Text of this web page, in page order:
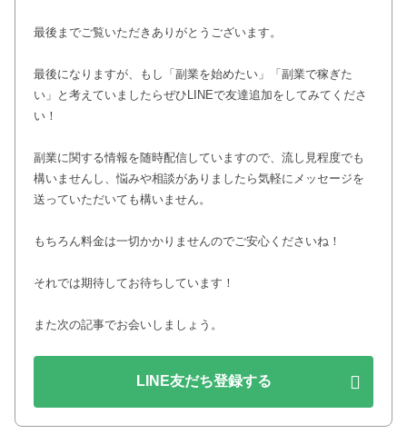
最後までご覧いただきありがとうございます。
最後になりますが、もし「副業を始めたい」「副業で稼ぎた
い」と考えていましたらぜひLINEで友達追加をしてみてくださ
い！
副業に関する情報を随時配信していますので、流し見程度でも
構いませんし、悩みや相談がありましたら気軽にメッセージを
送っていただいても構いません。
もちろん料金は一切かかりませんのでご安心くださいね！
それでは期待してお待ちしています！
また次の記事でお会いしましょう。
LINE友だち登録する